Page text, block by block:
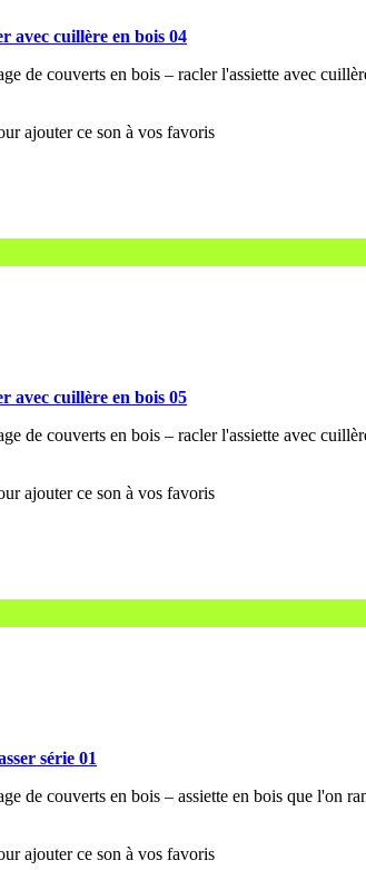
avec cuillère en bois 04
de couverts en bois – racler l'assiette avec
avec cuillère en bois 05
de couverts en bois – racler l'assiette avec
série 01
de couverts en bois – assiette en bois que l'on